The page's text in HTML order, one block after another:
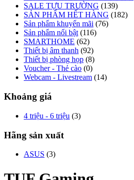
SALE TỰU TRƯỜNG (139)
SẢN PHẨM HẾT HÀNG (182)
Sản phẩm khuyến mãi (76)
Sản phẩm nổi bật (116)
SMARTHOME (62)
Thiết bị âm thanh (92)
Thiết bị phòng họp (8)
Voucher - Thẻ cào (0)
Webcam - Livestream (14)
Khoảng giá
4 triệu - 6 triệu (3)
Hãng sản xuất
ASUS (3)